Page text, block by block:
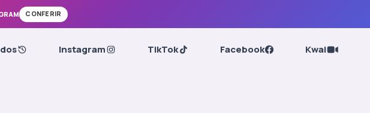
CONFERIR
Instagram TikTok Facebook Kwai